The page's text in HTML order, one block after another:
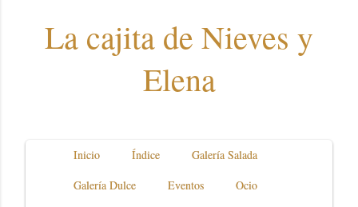
La cajita de Nieves y
Elena
Inicio Índice
Galería Salada
Galería Dulce
Eventos
Ocio